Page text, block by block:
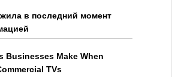
в последний момент
Businesses Make When
TVs